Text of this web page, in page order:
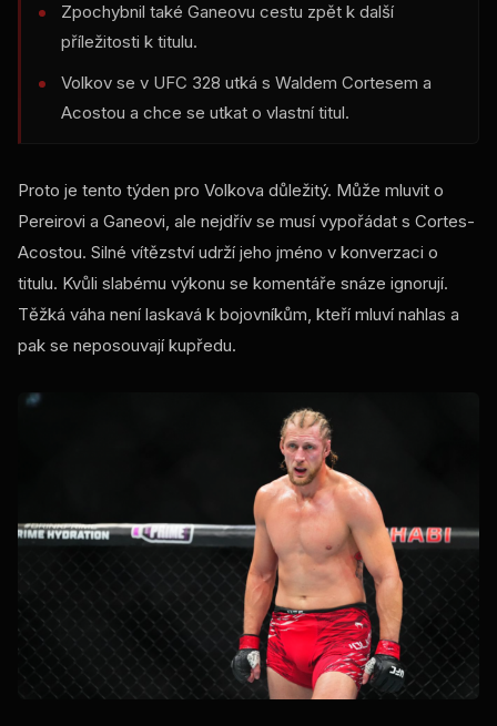
Zpochybnil také Ganeovu cestu zpět k další
příležitosti k titulu.
Volkov se v UFC 328 utká s Waldem Cortesem a
Acostou a chce se utkat o vlastní titul.
Proto je tento týden pro Volkova důležitý. Může mluvit o
Pereirovi a Ganeovi, ale nejdřív se musí vypořádat s Cortes-
Acostou. Silné vítězství udrží jeho jméno v konverzaci o
titulu. Kvůli slabému výkonu se komentáře snáze ignorují.
Těžká váha není laskavá k bojovníkům, kteří mluví nahlas a
pak se neposouvají kupředu.